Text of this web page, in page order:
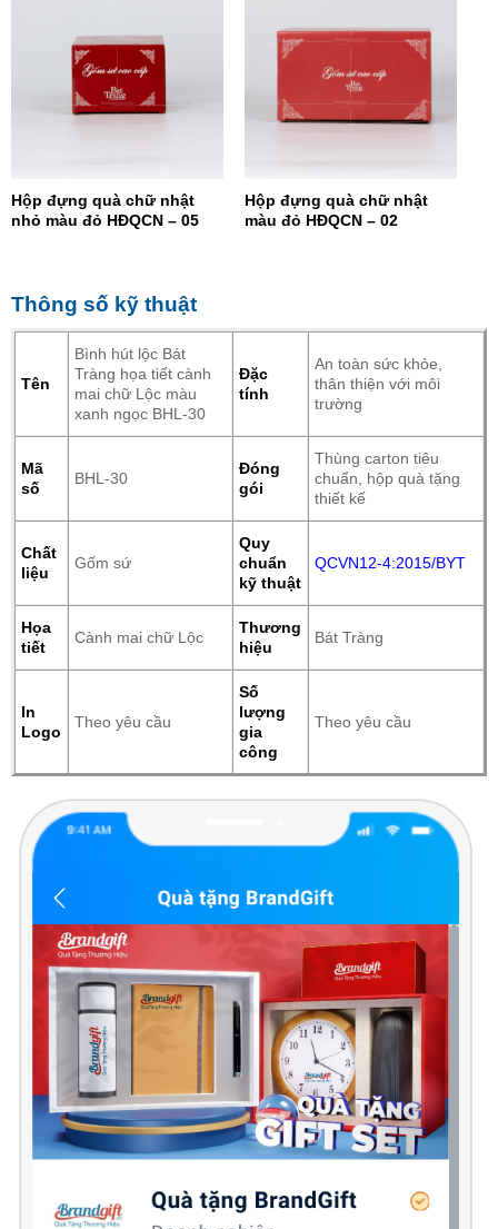
Hộp đựng quà chữ nhật
nhỏ màu đỏ HĐQCN – 05
Hộp đựng quà chữ nhật
màu đỏ HĐQCN – 02
Thông số kỹ thuật
Tên
Bình hút lộc Bát
Tràng họa tiết cành
mai chữ Lộc màu
xanh ngọc BHL-30
Đặc
tính
An toàn sức khỏe,
thân thiện với môi
trường
Mã
số
BHL-30
Đóng
gói
Thùng carton tiêu
chuẩn, hộp quà tặng
thiết kế
Chất
liệu
Gốm sứ
Quy
chuẩn
kỹ thuật
QCVN12-4:2015/BYT
Họa
tiết
Cành mai chữ Lộc
Thương
hiệu
Bát Tràng
In
Logo
Theo yêu cầu
Số
lượng
gia
công
Theo yêu cầu